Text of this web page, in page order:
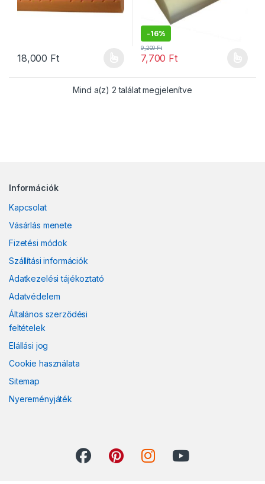
18,000 Ft
Ennek a terméknek több variációja van. A változatok a
-16%
7,700 Ft
9,200Ft
Ennek a terméknek több
Mind a(z) 2 találat megjelenítveSorted by
Információk
Kapcsolat
Vásárlás menete
Fizetési módok
Szállítási információk
Adatkezelési tájékoztató
Adatvédelem
Általános szerződési
feltételek
Elállási jog
Cookie használata
Sitemap
Nyereményjáték